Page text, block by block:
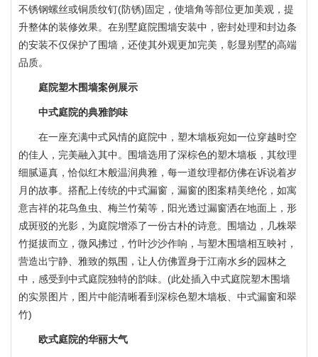
不锈钢螺丝或铜质纹钉(防锈)固定，使墙角等部位更加美观，提
升整体的装修效果。在别墅庭院围墙安装中，密封处理和封边条
的安装不仅保护了围墙，还使其外观更加完美，彰显别墅的高端
品质。
庭院塑木围墙案例展示
中式庭院的典雅韵味
在一座充满中式风情的庭院中，塑木墙板宛如一位穿越时空
的佳人，完美融入其中。围墙选用了深棕色的塑木墙板，其纹理
细腻逼真，恰似红木般温润典雅，每一道纹理都仿佛在诉说着岁
月的故事。搭配上传统的中式漏窗，漏窗的图案精美绝伦，如寓
意吉祥的花鸟鱼虫、梅兰竹菊等，阳光透过漏窗洒在地面上，形
成斑驳的光影，为庭院增添了一份古朴的诗意。围墙边，几株翠
竹挺拔而立，微风拂过，竹叶沙沙作响，与塑木围墙相互映衬，
营造出宁静、雅致的氛围，让人仿佛置身于江南水乡的园林之
中，感受到中式庭院独特的韵味。(此处插入中式庭院塑木围墙
的实景图片，图片中能清晰看到深棕色塑木墙板、中式漏窗和翠
竹)
欧式庭院的华丽大气
塑木护栏|塑木围栏